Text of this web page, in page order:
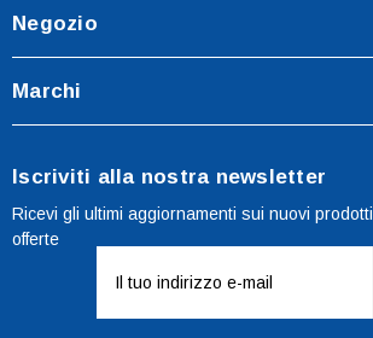
Negozio
Marchi
Iscriviti alla nostra newsletter
Ricevi gli ultimi aggiornamenti sui nuovi
offerte
mail